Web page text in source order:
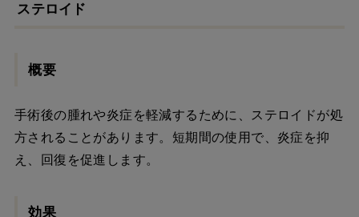
ステロイド
概要
手術後の腫れや炎症を軽減するために、ステロイドが処
方されることがあります。短期間の使用で、炎症を抑
え、回復を促進します。
効果